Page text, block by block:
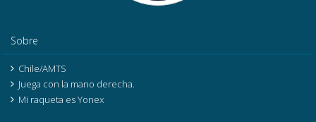
Sobre
Chile/AMTS
Juega con la mano derecha.
Mi raqueta es Yonex